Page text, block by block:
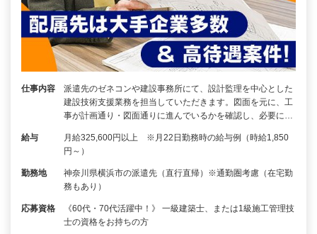
仕事内容
派遣先のゼネコンや建設事務所にて、設計監理を中心とした
建設技術支援業務を担当していただきます。図面を元に、工
事が計画通り・図面通りに進んでいるかを確認し、必要に…
給与
月給325,600円以上 ※月22日勤務時の給与例（時給1,850
円～）
勤務地
神奈川県横浜市の派遣先（直行直帰）※通勤圏考慮（在宅勤
務もあり）
応募資格
《60代・70代活躍中！》 一級建築士、または1級施工管理技
士の資格をお持ちの方